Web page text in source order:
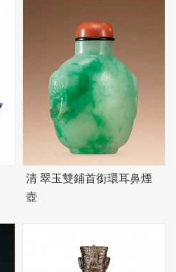
清 翠玉雙鋪首銜環耳鼻煙
壺